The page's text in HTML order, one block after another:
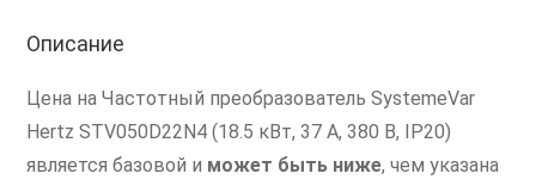
Описание
Цена на Частотный преобразователь SystemeVar
Hertz STV050D22N4 (18.5 кВт, 37 А, 380 В, IP20)
является базовой и может быть ниже, чем указана